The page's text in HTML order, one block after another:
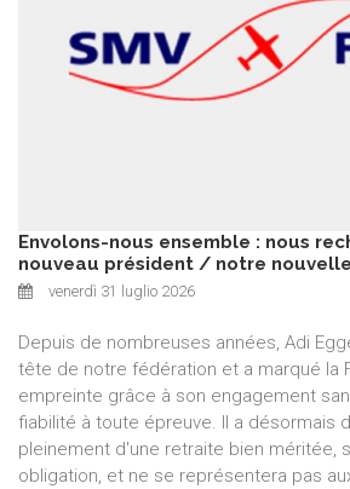
Envolons-nous ensemble : nous
nouveau président / notre
venerdì 31 luglio 2026
Depuis de nombreuses années, Adi
tête de notre fédération et a marqué la
empreinte grâce à son engagement
fiabilité à toute épreuve. Il a désormais
pleinement d'une retraite bien méritée,
obligation, et ne se représentera pas